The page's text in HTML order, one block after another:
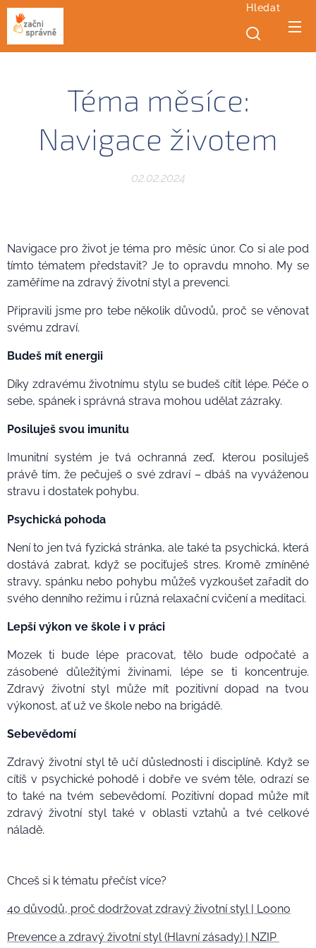
Hledat
Téma měsíce:
Navigace životem
02.02.2024
Navigace pro život je téma pro měsíc únor. Co si ale pod
tímto tématem představit? Je to opravdu mnoho. My se
zaměříme na zdravý životní styl a prevenci.
Připravili jsme pro tebe několik důvodů, proč se věnovat
svému zdraví.
Budeš mít energii
Díky zdravému životnímu stylu se budeš cítit lépe. Péče o
sebe, spánek i správná strava mohou udělat zázraky.
Posiluješ svou imunitu
Imunitní systém je tvá ochranná zeď, kterou posiluješ
právě tím, že pečuješ o své zdraví – dbáš na vyváženou
stravu i dostatek pohybu.
Psychická pohoda
Není to jen tvá fyzická stránka, ale také ta psychická, která
dostává zabrat, když se pociťuješ stres. Kromě zmíněné
stravy, spánku nebo pohybu můžeš vyzkoušet zařadit do
svého denního režimu i různá relaxační cvičení a meditaci.
Lepší výkon ve škole i v práci
Mozek ti bude lépe pracovat, tělo bude odpočaté a
zásobené důležitými živinami, lépe se ti koncentruje.
Zdravý životní styl může mít pozitivní dopad na tvou
výkonost, ať už ve škole nebo na brigádě.
Sebevědomí
Zdravý životní styl tě učí důslednosti i disciplíně. Když se
cítíš v psychické pohodě i dobře ve svém těle, odrazí se
to také na tvém sebevědomí. Pozitivní dopad může mít
zdravý životní styl také v oblasti vztahů a tvé celkové
náladě.
Chceš si k tématu přečíst více?
40 důvodů, proč dodržovat zdravý životní styl | Loono
Prevence a zdravý životní styl (Hlavní zásady) | NZIP